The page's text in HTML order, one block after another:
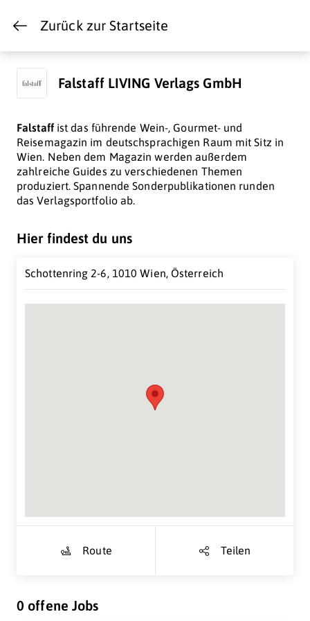
Zurück zur Startseite
Falstaff LIVING Verlags GmbH
Falstaffist das führende Wein-, Gourmet- und
Reisemagazin im deutschsprachigen Raum mit Sitz in
Wien. Neben dem Magazin werden außerdem
zahlreiche Guides zu verschiedenen Themen
produziert. Spannende Sonderpublikationen runden
das Verlagsportfolio ab.
Hier findest du uns
Schottenring 2-6, 1010 Wien, Österreich
Route Teilen
0 offene Jobs